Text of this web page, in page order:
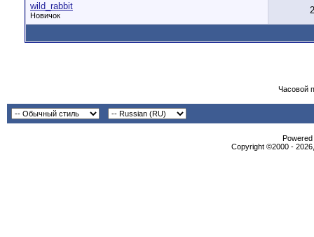
wild_rabbit
Новичок 2
Часовой
Copyright ©2000 -